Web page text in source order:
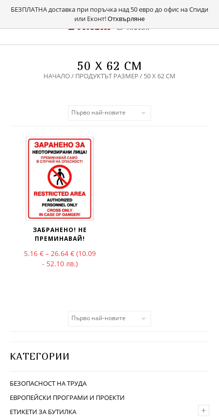
БЕЗПЛАТНА доставка при поръчка над 50 евро до офис на Спиди
или Еконт!Отхвърляне
50 X 62 СМ
НАЧАЛО/ ПРОДУКТЪТ РАЗМЕР / 50 X 62 СМ
КАТЕГОРИИ
БЕЗОПАСНОСТ НА ТРУДА
ЕВРОПЕЙСКИ ПРОГРАМИ И ПРОЕКТИ
+
ЕТИКЕТИ ЗА БУТИЛКА
ЗАБРАНЕНО! НЕ
ПРЕМИНАВАЙ!
5.16 € – 26.64 €Price range: 5.16 € through 26.64 €
(10.09
- 52.10 лв.)